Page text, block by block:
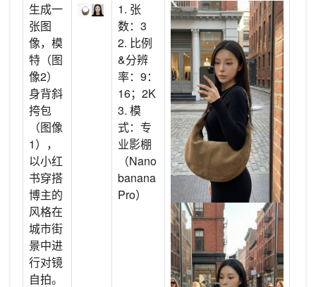
生成一
张图
像，模
特（图
像2）
身背斜
挎包
（图像
1），
以小红
书穿搭
博主的
风格在
城市街
景中进
行对镜
自拍。
1. 张
数：3
2. 比例
&分辨
率：9：
16；2K
3. 模
式：专
业影棚
（Nano
banana
Pro）